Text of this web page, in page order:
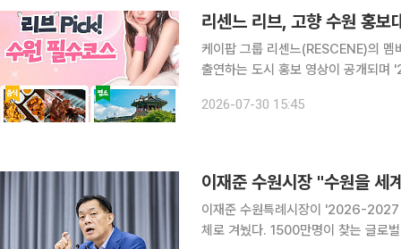
리센느 리브, 고향 수원 홍
케이팝 그룹 리센느(RESCENE)의
출연하는 도시 홍보 영상이 공개되며
2026-07-30 15:45
이재준 수원시장 "수원을
이재준 수원특례시장이 '2026-2027
체로 겨눴다. 1500만명이 찾는 글로벌 관광도시가 지향